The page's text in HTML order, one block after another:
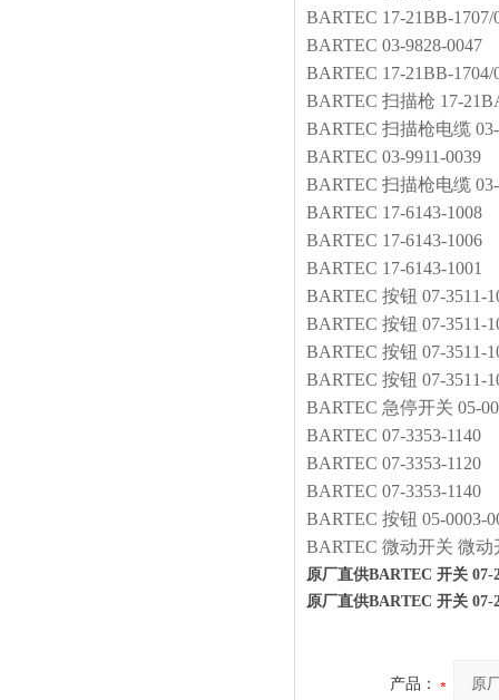
BARTEC 17-21BB-1707/
BARTEC 03-9828-0047
BARTEC 17-21BB-1704/
BARTEC 扫描枪 17-
BARTEC 扫描枪电缆
BARTEC 03-9911-0039
BARTEC 扫描枪电缆
BARTEC 17-6143-1008
BARTEC 17-6143-1006
BARTEC 17-6143-1001
BARTEC 按钮 07-3511-
BARTEC 按钮 07-3511-
BARTEC 按钮 07-3511-
BARTEC 按钮 07-3511-
BARTEC 急停开关 05-
BARTEC 07-3353-1140
BARTEC 07-3353-1120
BARTEC 07-3353-1140
BARTEC 按钮 05-0003-
BARTEC 微动开关 微动
原厂直供BARTEC 开关 07-
原厂直供BARTEC 开关 07-
产品：